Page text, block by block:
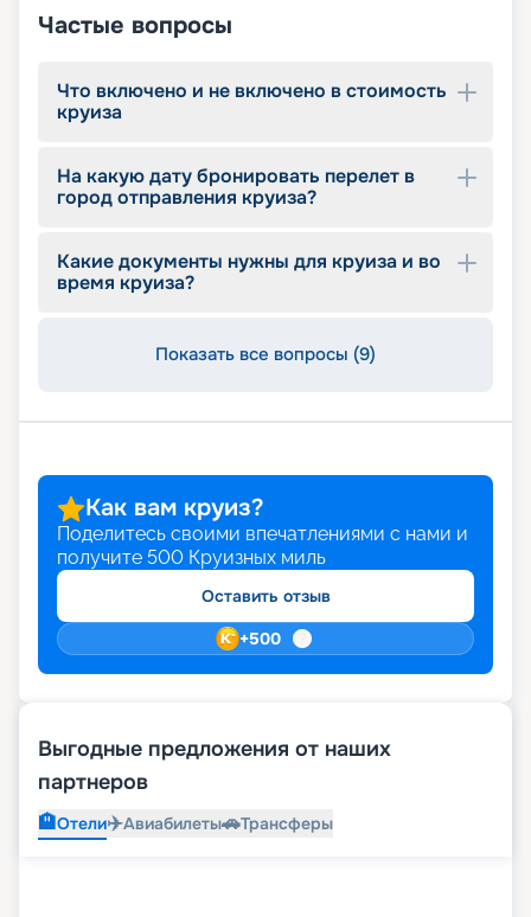
Частые вопросы
Что включено и не включено в стоимость
круиза
На какую дату бронировать перелет в
город отправления круиза?
Какие документы нужны для круиза и во
время круиза?
Показать все вопросы (9)
Как вам круиз?
Поделитесь своими впечатлениями с нами и
получите 500 Круизных миль
Оставить отзыв
+500
Выгодные предложения от наших
партнеров
🏨Отели✈️Авиабилеты🚗Трансферы